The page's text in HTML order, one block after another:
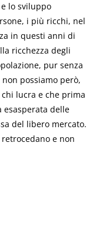
lo sviluppo
i più ricchi, nel
in questi anni di
ricchezza degli
pur senza
possiamo però,
lucra e che prima
esasperata delle
del libero mercato.
e non